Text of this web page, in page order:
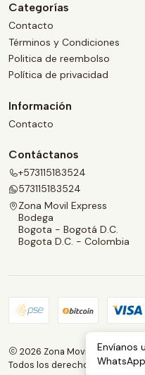
Categorías
Contacto
Términos y Condiciones
Politica de reembolso
Política de privacidad
Información
Contacto
Contáctanos
+573115183524
573115183524
Zona Movil Express
Bodega
Bogota - Bogotá D.C.
Bogota D.C. - Colombia
2026 Zona Movil Express.
Todos los derechos reservados.
Envíanos
WhatsApp